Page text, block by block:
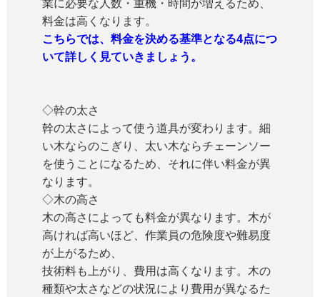
料金は高くなります。
こちらでは、料金を決める基準となる4点につ
いて詳しく見ていきましょう。
◇幹の太さ
幹の太さによって使う道具が変わります。細
い木ならのこぎり、太い木ならチェーンソー
を使うことになるため、それに伴い料金が異
なります。
◇木の高さ
木の高さによっても料金が異なります。木が
高ければ高いほど、作業員の危険度や難易度
が上がるため、
技術料も上がり、費用は高くなります。木の
種類や太さなどの状況により費用が異なるた